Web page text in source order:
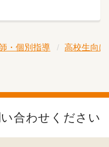
まずは学校の
ない」を作らな
通して実現させ
一歩踏む出すこ
・個別指導 高校生向け
合わせください